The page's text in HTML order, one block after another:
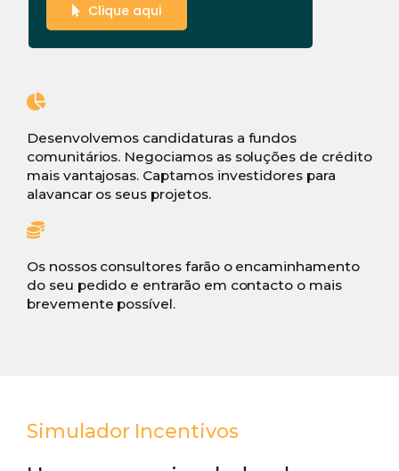
Clique aqui
Desenvolvemos candidaturas a fundos
comunitários. Negociamos as soluções de crédito
mais vantajosas. Captamos investidores para
alavancar os seus projetos.
Os nossos consultores farão o encaminhamento
do seu pedido e entrarão em contacto o mais
brevemente possível.
Simulador Incentivos